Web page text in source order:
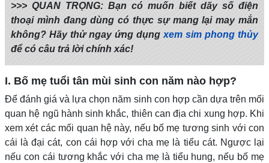
>>> QUAN TRỌNG: Bạn có muốn biết dãy số điện
thoại mình đang dùng có thực sự mang lại may mắn
không? Hãy thử ngay ứng dụng xem sim phong thủy
để có câu trả lời chính xác!
I. Bố mẹ tuổi tân mùi sinh con năm nào hợp?
Để đánh giá và lựa chọn năm sinh con hợp cần dựa trên mối
quan hệ ngũ hành sinh khắc, thiên can địa chi xung hợp. Khi
xem xét các mối quan hệ này, nếu bố mẹ tương sinh với con
cái là đại cát, con cái hợp với cha mẹ là tiểu cát. Ngược lại
nếu con cái tương khắc với cha mẹ là tiểu hung, nếu bố mẹ